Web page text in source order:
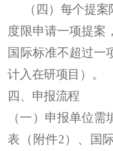
（四） 每个提案
度限申请一项提案
国际标准不超过一
计入在研项目） 。
四、 申报流程
（一） 申报单位需
表（附件2） 、国